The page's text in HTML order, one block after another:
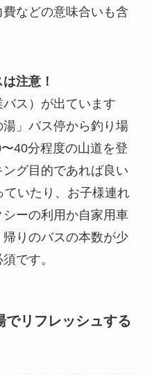
などの意味合いも含
注意！
ス）が出ています
」バス停から釣り場
40分程度の山道を登
グ目的であれば良い
いたり、お子様連れ
ーの利用か自家用車
りのバスの本数が少
です。
でリフレッシュする